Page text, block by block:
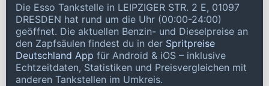
Die Esso Tankstelle in LEIPZIGER STR. 2 E, 01097
DRESDEN hat rund um die Uhr (00:00-24:00)
geöffnet. Die aktuellen Benzin- und Dieselpreise an
den Zapfsäulen findest du in der Spritpreise
Deutschland App für Android & iOS – inklusive
Echtzeitdaten, Statistiken und Preisvergleichen mit
anderen Tankstellen im Umkreis.